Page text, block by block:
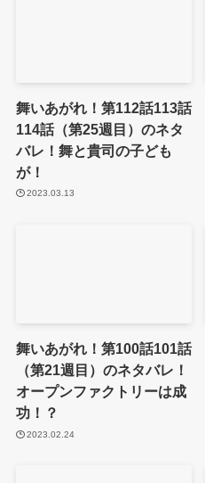
舞いあがれ！第112話113話
114話（第25週目）のネタ
バレ！舞と貴司の子ども
が！
2023.03.13
舞いあがれ！第100話101話
（第21週目）のネタバレ！
オープンファクトリーは成
功！？
2023.02.24